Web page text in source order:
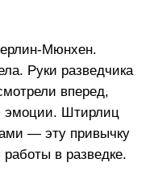
Мюнхен.
Руки разведчика
вперед,
эмоции. Штирлиц
— эту привычку
в разведке.